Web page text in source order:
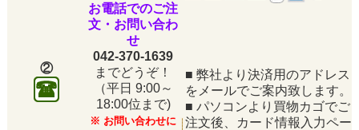
②
お電話でのご注
文・お問い合わ
せ
042-370-1639
までどうぞ！
（平日 9:00～
18:00位まで)
※ お問い合わせに
■ 弊社より決済用のアドレス
をメールでご案内致します。
■ パソコンより買物カゴでご
注文後、カード情報入力ペー